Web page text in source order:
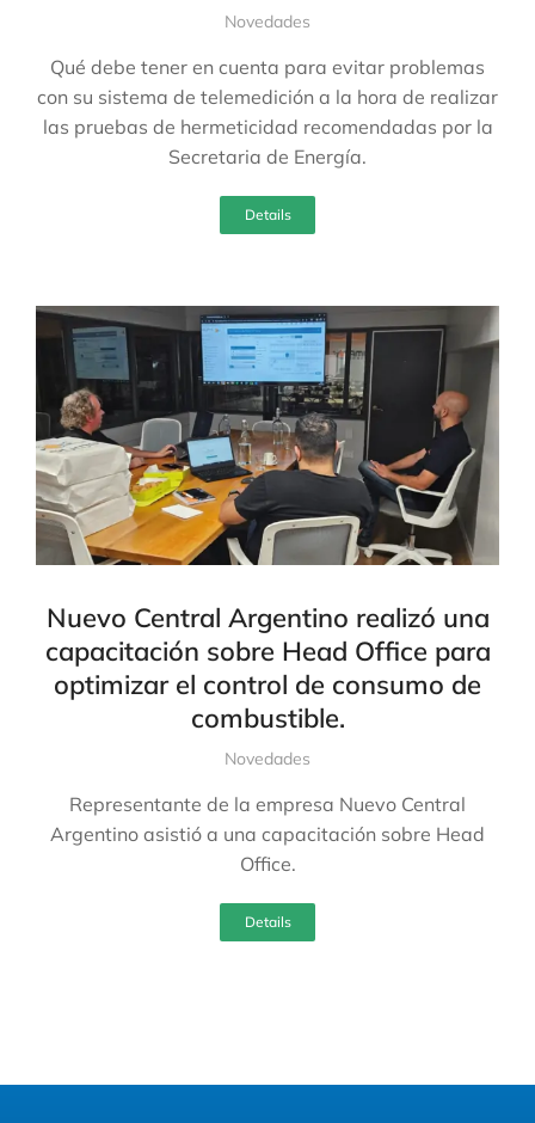
Novedades
Qué debe tener en cuenta para evitar problemas
con su sistema de telemedición a la hora de realizar
las pruebas de hermeticidad recomendadas por la
Secretaria de Energía.
Details
Nuevo Central Argentino realizó una
capacitación sobre Head Office para
optimizar el control de consumo de
combustible.
Novedades
Representante de la empresa Nuevo Central
Argentino asistió a una capacitación sobre Head
Office.
Details